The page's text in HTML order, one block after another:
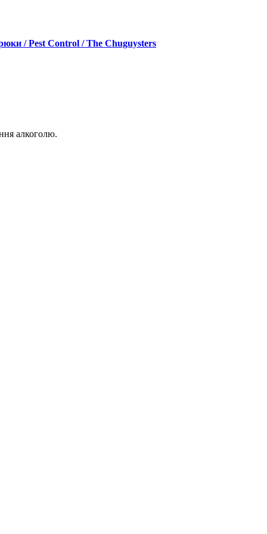
/ Pest Control / The Chuguysters
алкоголю.